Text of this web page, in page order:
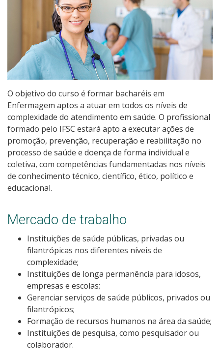
Especialização
Educação a Distância
Todos os cursos
Processo de Inscrição
Resultados
Calendário de inscrições
Processos Seletivos
Cotas
Inscrições e acompanhamento
O objetivo do curso é formar bacharéis em
Enfermagem aptos a atuar em todos os níveis de
complexidade do atendimento em saúde. O profissional
formado pelo IFSC estará apto a executar ações de
promoção, prevenção, recuperação e reabilitação no
processo de saúde e doença de forma individual e
coletiva, com competências fundamentadas nos níveis
de conhecimento técnico, científico, ético, político e
educacional.
Mercado de trabalho
Instituições de saúde públicas, privadas ou
filantrópicas nos diferentes níveis de
complexidade;
Instituições de longa permanência para idosos,
empresas e escolas;
Gerenciar serviços de saúde públicos, privados ou
filantrópicos;
Formação de recursos humanos na área da saúde;
Instituições de pesquisa, como pesquisador ou
colaborador.